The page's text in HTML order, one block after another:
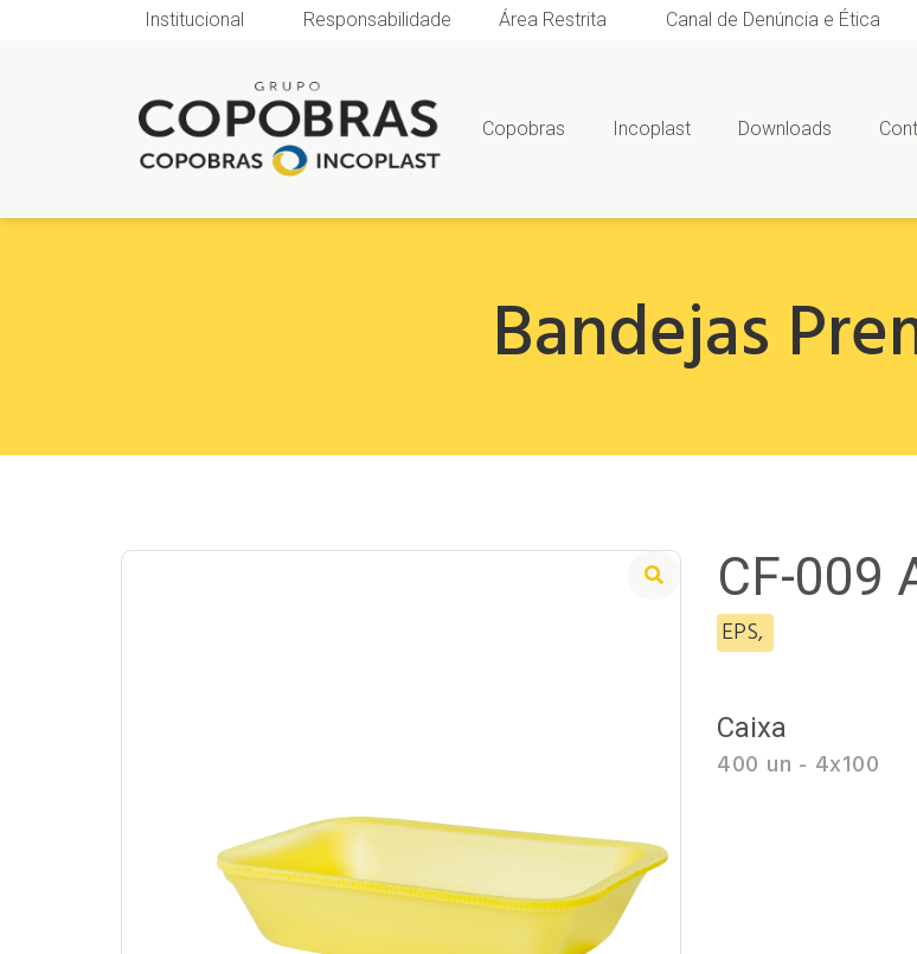
Institucional Responsabilidade Área Restrita Canal de Denúncia e Ética
Copobras Incoplast Downloads
Bandejas
CF-009
EPS,
Caixa
400 un - 4x100